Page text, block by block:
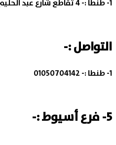
1- طنطا :- 4 تقاطع شارع عبد الحليم مع شارع الهدية- ميدان الساعة .
التواصل :-
1- طنطا :- 01050704142
5- فرع أسيوط :-